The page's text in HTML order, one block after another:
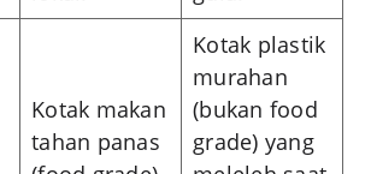
Kotak makan
tahan panas
Kotak plastik
murahan
(bukan food
grade) yang